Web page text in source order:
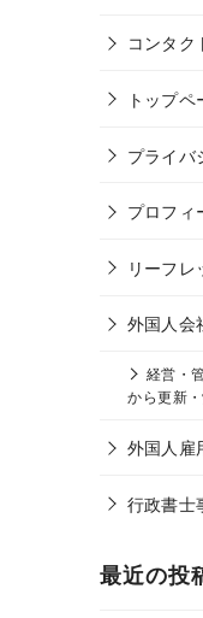
コンタク
トップペ
プライバ
プロフィ
リーフレ
外国人会
経営・
から更新
外国人雇
行政書士
最近の投